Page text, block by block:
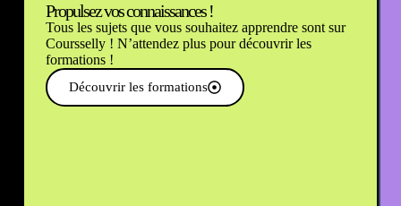
Propulsez vos connaissances !
Tous les sujets que vous souhaitez apprendre sont sur
Coursselly ! N’attendez plus pour découvrir les
formations !
Découvrir les formations